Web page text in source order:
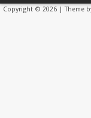
Copyright © 2026 | Theme